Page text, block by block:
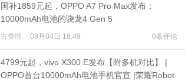
国补1859元起，OPPO A7 Pro Max发布：
10000mAh电池的骁龙4 Gen 5
方查理 08月04日 18:49 0条评论
4799元起，vivo X300 E发布【附多机对比】 |
OPPO首台10000mAh电池手机官宣 |荣耀Robot